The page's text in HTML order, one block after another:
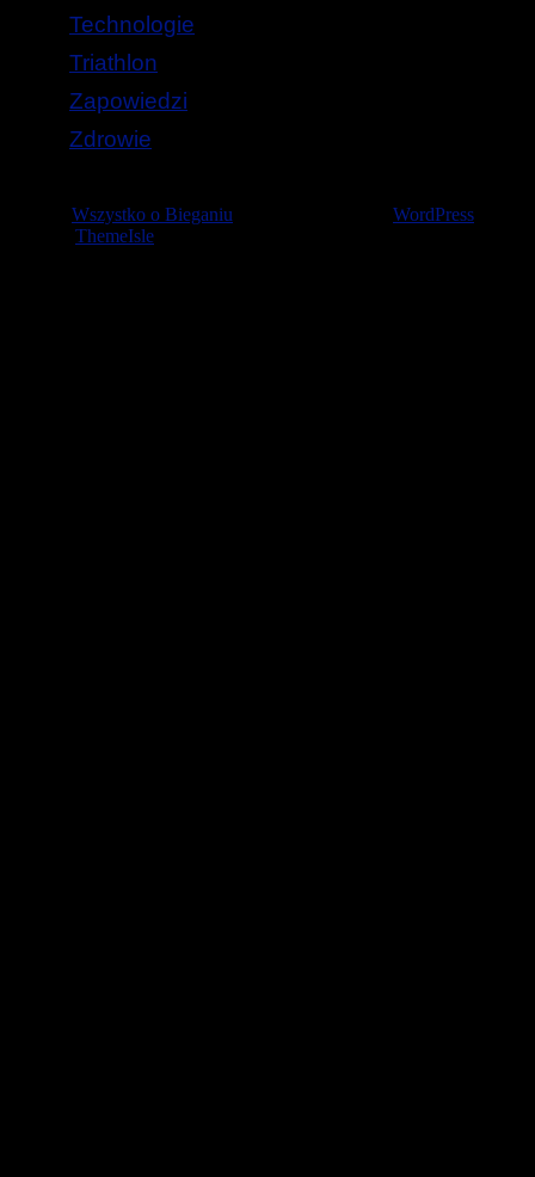
Technologie
Triathlon
Zapowiedzi
Zdrowie
Wszystko o Bieganiu
WordPress
ThemeIsle